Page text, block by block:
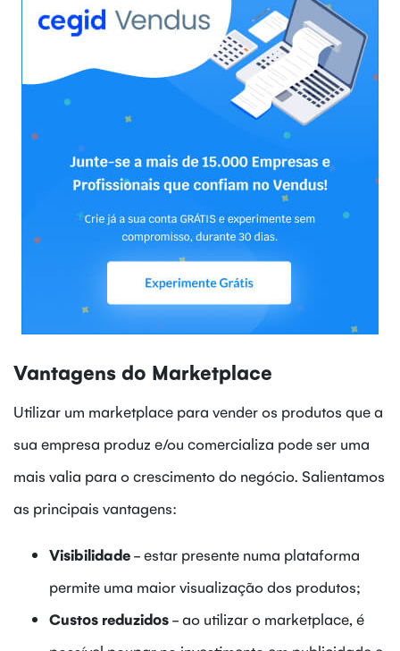
Vantagens do Marketplace
Utilizar um marketplace para vender os produtos que a
sua empresa produz e/ou comercializa pode ser uma
mais valia para o crescimento do negócio. Salientamos
as principais vantagens:
Visibilidade- estar presente numa plataforma
permite uma maior visualização dos produtos;
Custos reduzidos- ao utilizar o marketplace, é